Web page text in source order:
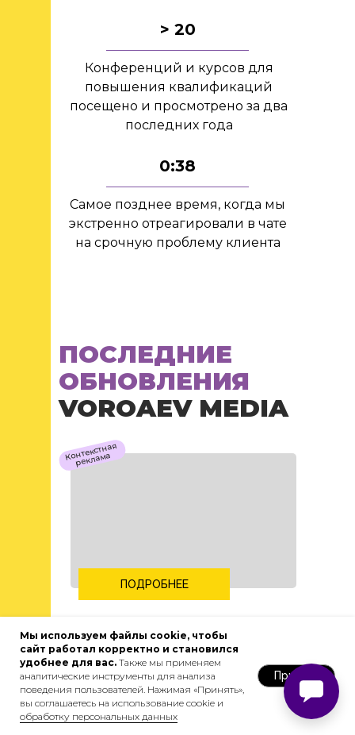
> 20
Конференций и курсов для
повышения квалификаций
посещено и просмотрено за два
последних года
0:38
Самое позднее время, когда мы
экстренно отреагировали в чате
на срочную проблему клиента
ПОСЛЕДНИЕ
ОБНОВЛЕНИЯ
VOROAEV MEDIA
Контекстная
реклама
CEO
ПОДРОБНЕЕ
Мы используем файлы cookie, чтобы
сайт работал корректно и становился
удобнее для вас. Также мы применяем
аналитические инструменты для анализа
поведения пользователей. Нажимая «Принять»,
вы соглашаетесь на использование cookie и
обработку персональных данных
Принять